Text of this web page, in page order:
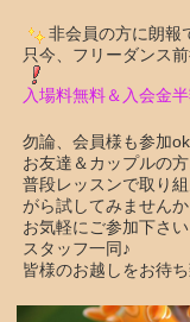
非会員の方に朗報
只今、フリーダンス
入場料無料＆ 入会金
勿論、会員様も参加ok
お友達＆カップルの
普段レッスンで取り
がら試してみませんか
お気軽にご参加下さ
スタッフ一同♪
皆様のお越しをお待